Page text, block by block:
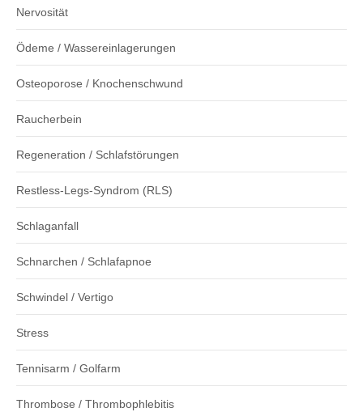
Nervosität
Ödeme / Wassereinlagerungen
Osteoporose / Knochenschwund
Raucherbein
Regeneration / Schlafstörungen
Restless-Legs-Syndrom (RLS)
Schlaganfall
Schnarchen / Schlafapnoe
Schwindel / Vertigo
Stress
Tennisarm / Golfarm
Thrombose / Thrombophlebitis